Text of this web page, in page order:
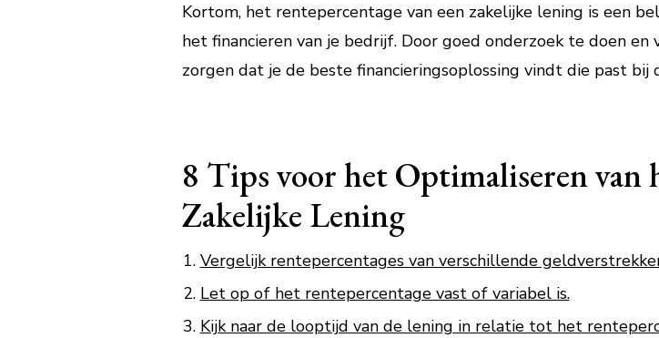
Kortom, het rentepercentage van een zakelijke lening is een
het financieren van je bedrijf. Door goed onderzoek te doen
zorgen dat je de beste financieringsoplossing vindt die past
8 Tips voor het Optimaliseren van
Zakelijke Lening
Vergelijk rentepercentages van verschillende
Let op of het rentepercentage vast of variabel is.
Kijk naar de looptijd van de lening in relatie tot het